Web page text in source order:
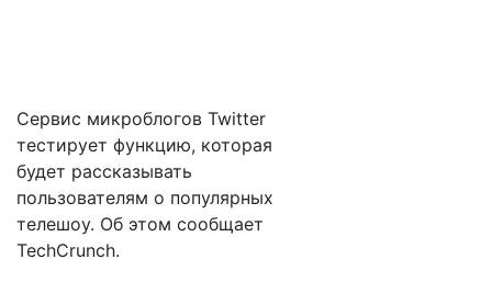
Сервис микроблогов Twitter
тестирует функцию, которая
будет рассказывать
пользователям о популярных
телешоу. Об этом сообщает
TechCrunch.